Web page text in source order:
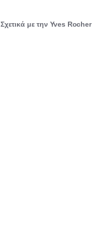
Σχετικά με την Yves Rocher